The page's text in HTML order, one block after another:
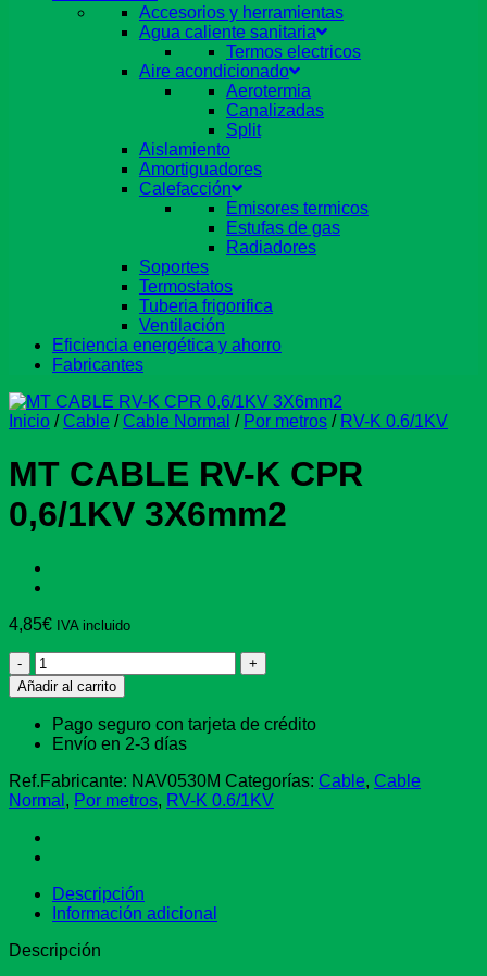
Accesorios y herramientas
Agua caliente sanitaria
Termos electricos
Aire acondicionado
Aerotermia
Canalizadas
Split
Aislamiento
Amortiguadores
Calefacción
Emisores termicos
Estufas de gas
Radiadores
Soportes
Termostatos
Tuberia frigorifica
Ventilación
Eficiencia energética y ahorro
Fabricantes
Inicio / Cable / Cable Normal / Por metros / RV-K 0.6/1KV
MT CABLE RV-K CPR
0,6/1KV 3X6mm2
4,85€ IVA incluido
MT
CABLE
RV-
K
CPR
3X6mm2
cantidad
Añadir al carrito
Pago seguro con tarjeta de crédito
Envío en 2-3 días
Ref.Fabricante: NAV0530M Categorías: Cable, Cable
Normal , Por metros, RV-K 0.6/1KV
Descripción
Información adicional
Descripción